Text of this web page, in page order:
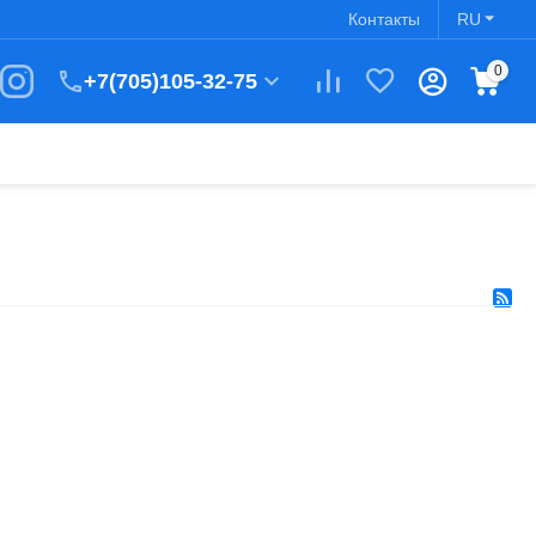
RU
Контакты
+7(705)105-32-75 0